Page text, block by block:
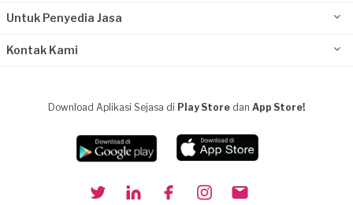
Untuk Penyedia Jasa
Kontak Kami
Download Aplikasi Sejasa di Play Store dan App Store!